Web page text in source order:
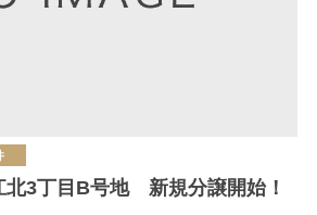
北3丁目B号地 新規分譲開始！